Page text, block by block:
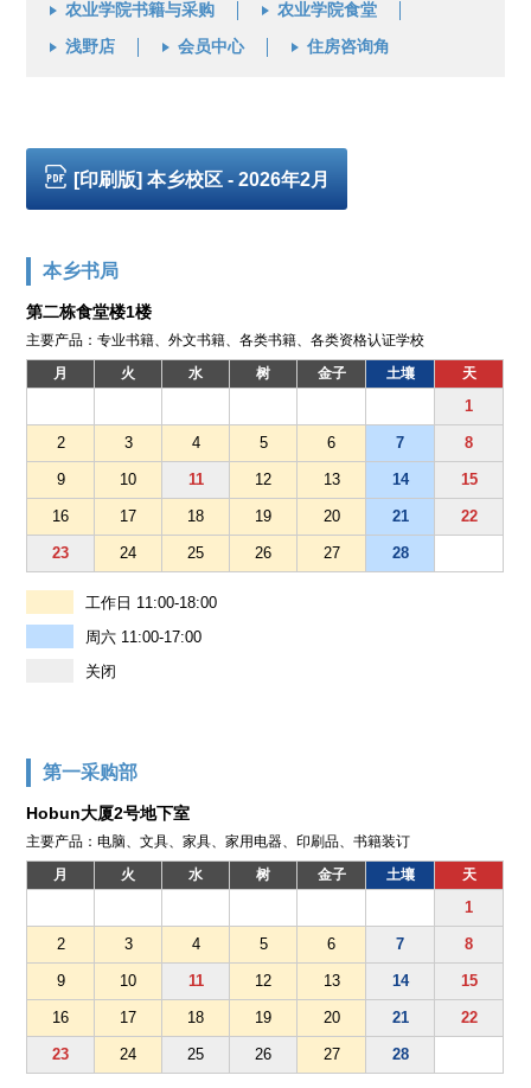
农业学院书籍与采购 农业学院食堂
浅野店 会员中心 住房咨询角
[印刷版] 本乡校区 - 2026年2月
本乡书局
第二栋食堂楼1楼
主要产品：专业书籍、外文书籍、各类书籍、各类资格认证学校
月 火 水 树 金子 土壤 天
1
2 3 4 5 6 7 8
9 10 11 12 13 14 15
16 17 18 19 20 21 22
23 24 25 26 27 28
工作日 11:00-18:00
周六 11:00-17:00
关闭
第一采购部
Hobun大厦2号地下室
主要产品：电脑、文具、家具、家用电器、印刷品、书籍装订
月 火 水 树 金子 土壤 天
1
2 3 4 5 6 7 8
9 10 11 12 13 14 15
16 17 18 19 20 21 22
23 24 25 26 27 28